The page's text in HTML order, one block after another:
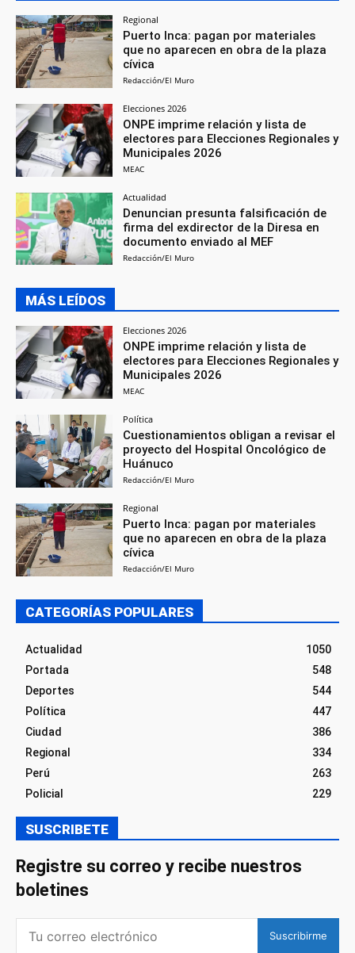
Regional
Puerto Inca: pagan por materiales
que no aparecen en obra de la plaza
cívica
Redacción/El Muro
Elecciones 2026
ONPE imprime relación y lista de
electores para Elecciones Regionales y
Municipales 2026
MEAC
Actualidad
Denuncian presunta falsificación de
firma del exdirector de la Diresa en
documento enviado al MEF
Redacción/El Muro
MÁS LEÍDOS
Elecciones 2026
ONPE imprime relación y lista de
electores para Elecciones Regionales y
Municipales 2026
MEAC
Política
Cuestionamientos obligan a revisar el
proyecto del Hospital Oncológico de
Huánuco
Redacción/El Muro
Regional
Puerto Inca: pagan por materiales
que no aparecen en obra de la plaza
cívica
Redacción/El Muro
CATEGORÍAS POPULARES
Actualidad
1050
Portada
548
Deportes
544
Política
447
Ciudad
386
Regional
334
Perú
263
Policial
229
SUSCRIBETE
Registre su correo y recibe nuestros
boletines
Suscribirme